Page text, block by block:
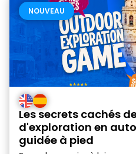
NOUVEAU
Les secrets cachés
d'exploration en
guidée à pied